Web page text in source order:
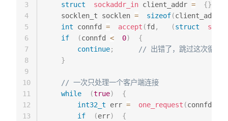
struct
sockaddr_in client_addr = {}
    socklen_t socklen
= sizeof(client_addr
int connfd = accept (fd , (struct
if
(connfd < 0)
{
continue;
// 出错了，跳过这次循环
}
// 一次只处理一个客户端连接
while
(true)
{
int32_t err = one_request (connfd
if
(err)
{
3
4
5
6
7
8
9
10
11
12
13